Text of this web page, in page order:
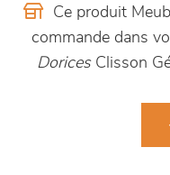
Ce produit
commande dans
DoricesClisson